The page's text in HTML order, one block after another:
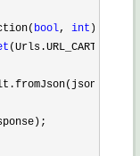
bool, int )